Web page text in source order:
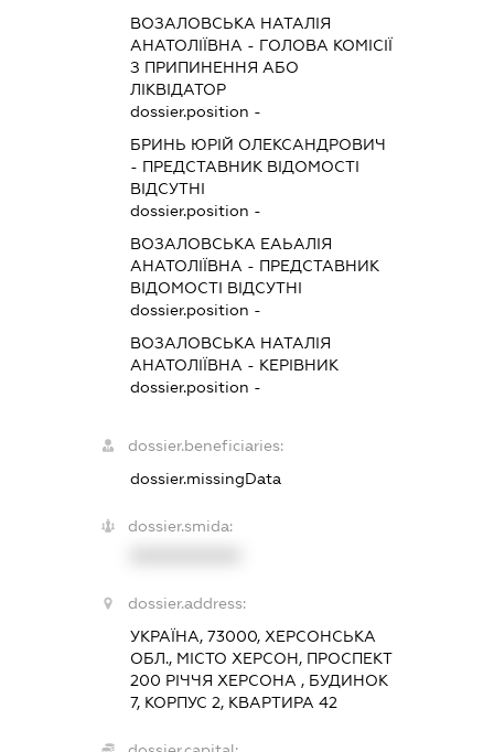
ВОЗАЛОВСЬКА НАТАЛІЯ
АНАТОЛІЇВНА - ГОЛОВА КОМІСІЇ
З ПРИПИНЕННЯ АБО
ЛІКВІДАТОР
dossier.position -
БРИНЬ ЮРІЙ ОЛЕКСАНДРОВИЧ
- ПРЕДСТАВНИК ВІДОМОСТІ
ВІДСУТНІ
dossier.position -
ВОЗАЛОВСЬКА ЕАЬАЛІЯ
АНАТОЛІЇВНА - ПРЕДСТАВНИК
ВІДОМОСТІ ВІДСУТНІ
dossier.position -
ВОЗАЛОВСЬКА НАТАЛІЯ
АНАТОЛІЇВНА - КЕРІВНИК
dossier.position -
dossier.beneficiaries:
dossier.missingData
dossier.smida:
dossier.address:
УКРАЇНА, 73000, ХЕРСОНСЬКА
ОБЛ., МІСТО ХЕРСОН, ПРОСПЕКТ
200 РІЧЧЯ ХЕРСОНА , БУДИНОК
7, КОРПУС 2, КВАРТИРА 42